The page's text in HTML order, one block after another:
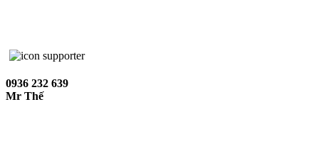
0936 232 639
Mr Thế